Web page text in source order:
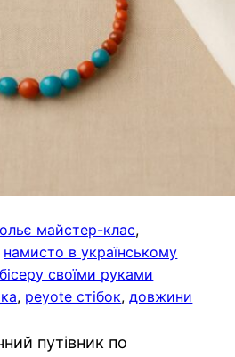
майстер-клас
намисто в українському
своїми руками
, peyote стібок, довжини
путівник по